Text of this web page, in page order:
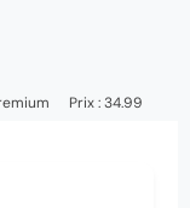
Prix : 34.99